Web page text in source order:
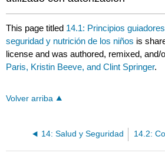
This page titled 14.1: Principios
seguridad y nutrición de los niños is
license and was authored, remixed,
Paris, Kristin Beeve, and Clint Springer.
Volver arriba
14: Salud y Seguridad